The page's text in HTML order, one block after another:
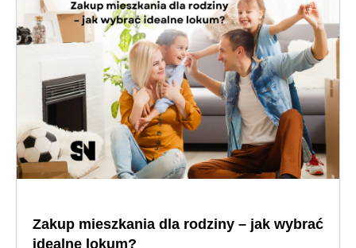
Zakup mieszkania dla rodziny – jak wybrać
idealne lokum?